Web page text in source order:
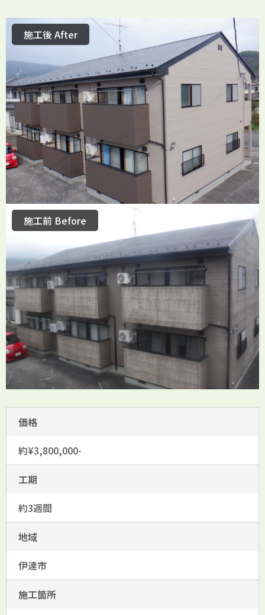
施工前 Before
施工後 After
価格
約¥3,800,000-
工期
約3週間
地域
伊達市
施工箇所